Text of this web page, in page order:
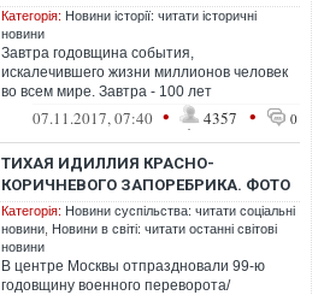
Категорія: Новини історії: читати історичні
новини
Завтра годовщина события,
искалечившего жизни миллионов человек
во всем мире. Завтра - 100 лет
Октябрьского переворота. 100 лет захвата
власти в Росси...
07.11.2017, 07:40 • 4357 • 0
ТИХАЯ ИДИЛЛИЯ КРАСНО-
КОРИЧНЕВОГО ЗАПОРЕБРИКА. ФОТО
Категорія: Новини суспільства: читати соціальні
новини Новини в світі: читати останні світові
новини
В центре Москвы отпраздновали 99-ю
годовщину военного переворота/